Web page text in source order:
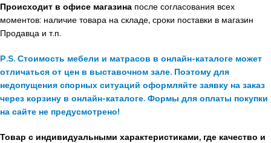
Происходит в офисе магазина после согласования всех
моментов: наличие товара на складе, сроки поставки в магазин
Продавца и т.п.
P.S. Стоимость мебели и матрасов в онлайн-каталоге может
отличаться от цен в выставочном зале. Поэтому для
недопущения спорных ситуаций оформляйте заявку на заказ
через корзину в онлайн-каталоге. Формы для оплаты покупки
на сайте не предусмотрено!
Товар с индивидуальными характеристиками, где качество и